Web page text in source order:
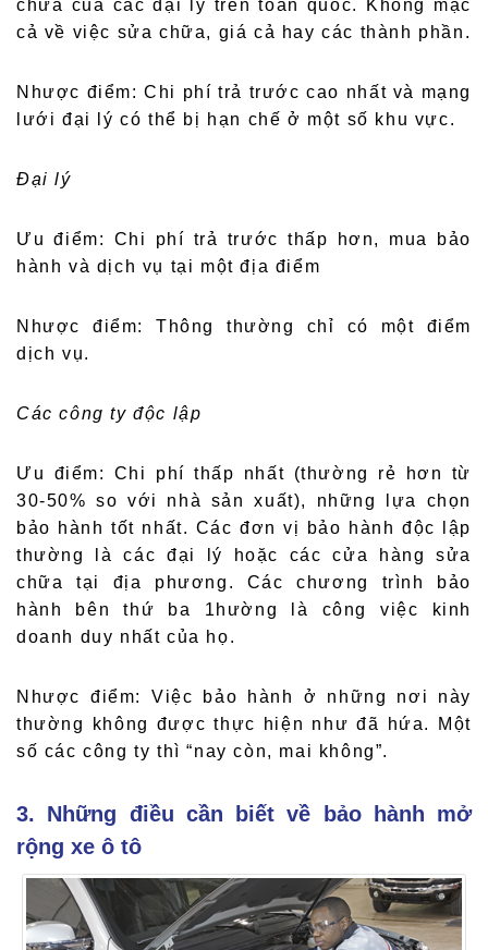
chữa của các đại lý trên toàn quốc. Không mặc
cả về việc sửa chữa, giá cả hay các thành phần.
Nhược điểm: Chi phí trả trước cao nhất và mạng
lưới đại lý có thể bị hạn chế ở một số khu vực.
Đại lý
Ưu điểm: Chi phí trả trước thấp hơn, mua bảo
hành và dịch vụ tại một địa điểm
Nhược điểm: Thông thường chỉ có một điểm
dịch vụ.
Các công ty độc lập
Ưu điểm: Chi phí thấp nhất (thường rẻ hơn từ
30-50% so với nhà sản xuất), những lựa chọn
bảo hành tốt nhất. Các đơn vị bảo hành độc lập
thường là các đại lý hoặc các cửa hàng sửa
chữa tại địa phương. Các chương trình bảo
hành bên thứ ba 1hường là công việc kinh
doanh duy nhất của họ.
Nhược điểm: Việc bảo hành ở những nơi này
thường không được thực hiện như đã hứa. Một
số các công ty thì “nay còn, mai không”.
3. Những điều cần biết về bảo hành mở
rộng xe ô tô